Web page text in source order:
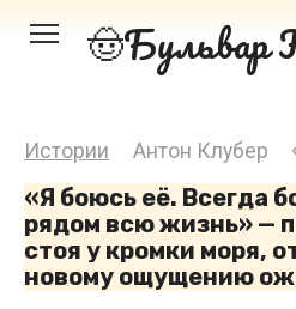
Перейти Бульвар
Истории Антон Клубер
«Я боюсь её. Всегда
рядом всю жизнь» —
стоя у кромки моря,
новому ощущению